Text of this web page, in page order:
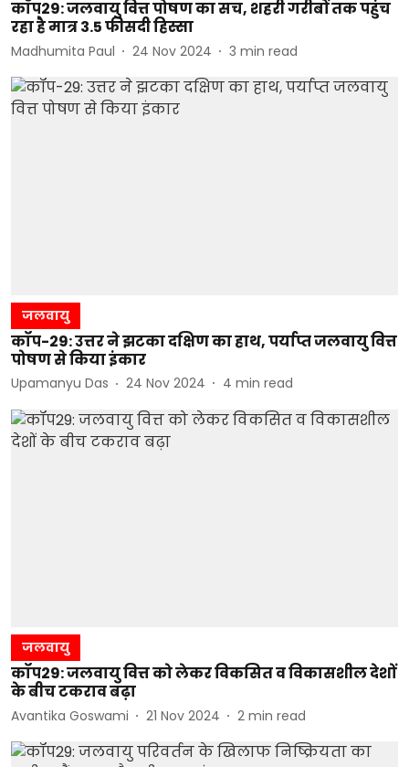
कॉप29: जलवायु वित्त पोषण का सच, शहरी गरीबों तक पहुंच
रहा है मात्र 3.5 फीसदी हिस्सा
Madhumita Paul 24 Nov 2024 3 min read
जलवायु
कॉप-29: उत्तर ने झटका दक्षिण का हाथ, पर्याप्त जलवायु वित्त
पोषण से किया इंकार
Upamanyu Das 24 Nov 2024 4 min read
जलवायु
कॉप29: जलवायु वित्त को लेकर विकसित व विकासशील देशों
के बीच टकराव बढ़ा
Avantika Goswami 21 Nov 2024 2 min read